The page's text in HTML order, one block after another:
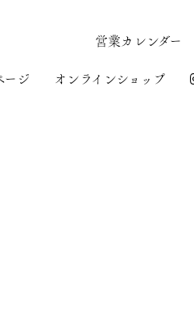
営業カレンダー
ージ オンラインショップ